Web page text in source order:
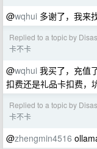
@wqhui 多谢了，我来
Replied to a topic by
卡不卡
@wqhui 我买了，充值
扣费还是礼品卡扣费，
Replied to a topic by
卡不卡
@zhengmin4516